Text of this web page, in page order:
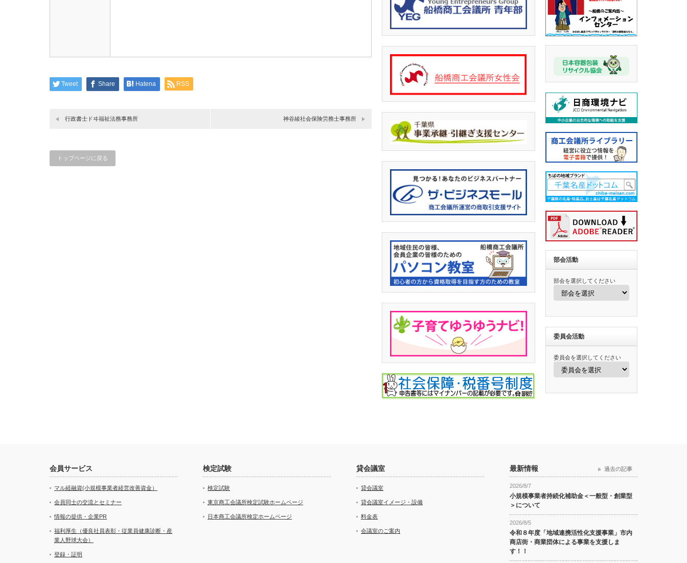
Tweet Share Hatena RSS
行政書士ドヰ福祉法務事務所 神谷綾社会保険労務士事務所
トップページに戻る
部会活動
部会を選択してください
委員会活動
委員会を選択してください
会員サービス
マル経融資(小規模事業者経営改善資金）
会員同士の交流とセミナー
情報の提供・企業PR
福利厚生（優良社員表彰・従業員健康診断・産
業人野球大会）
登録・証明
検定試験
検定試験
東京商工会議所検定試験ホームページ
日本商工会議所検定ホームページ
貸会議室
貸会議室
貸会議室イメージ・設備
料金表
会議室のご案内
最新情報
2026/8/7
小規模事業者持続化補助金＜一般型・創業型
＞について
2026/8/5
令和８年度「地域連携活性化支援事業」市内
商店街・商業団体による事業を支援しま
す！！
過去の記事